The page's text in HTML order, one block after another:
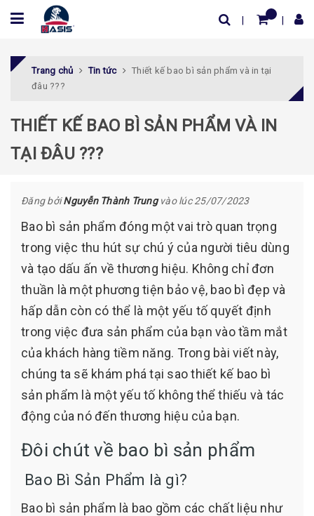
Trang chủ Tin tức
Thiết kế bao bì sản phẩm và in tại
đâu ???
THIẾT KẾ BAO BÌ SẢN PHẨM VÀ IN
TẠI ĐÂU ???
Đăng bởiNguyễn Thành Trungvào lúc 25/07/2023
Bao bì sản phẩm đóng một vai trò quan trọng
trong việc thu hút sự chú ý của người tiêu dùng
và tạo dấu ấn về thương hiệu. Không chỉ đơn
thuần là một phương tiện bảo vệ, bao bì đẹp và
hấp dẫn còn có thể là một yếu tố quyết định
trong việc đưa sản phẩm của bạn vào tầm mắt
của khách hàng tiềm năng. Trong bài viết này,
chúng ta sẽ khám phá tại sao thiết kế bao bì
sản phẩm là một yếu tố không thể thiếu và tác
động của nó đến thương hiệu của bạn.
Đôi chút về bao bì sản phẩm
Bao Bì Sản Phẩm là gì?
Bao bì sản phẩm là bao gồm các chất liệu như